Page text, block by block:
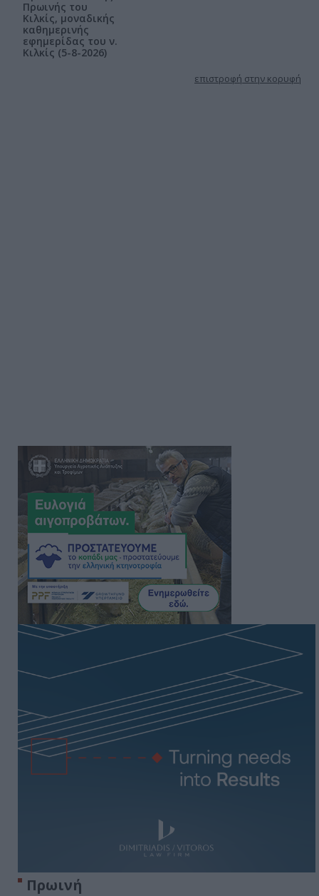
Πρωινής του
Κιλκίς, μοναδικής
καθημερινής
εφημερίδας του ν.
Κιλκίς (5-8-2026)
επιστροφή στην κορυφή
Πρωινή